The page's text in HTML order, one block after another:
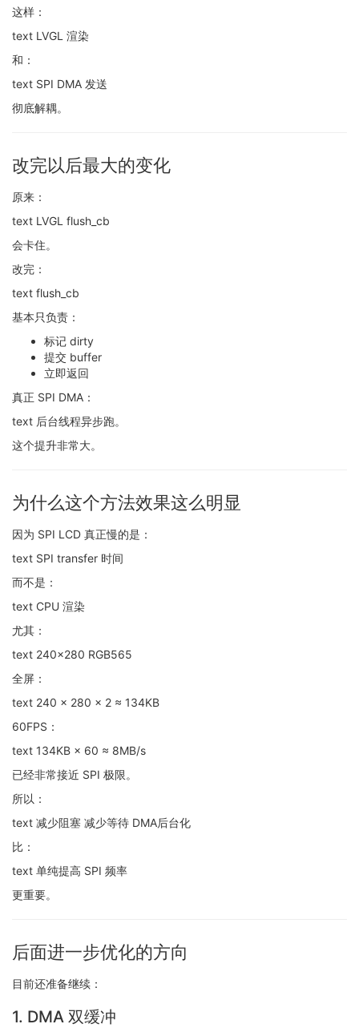
这样：
text LVGL 渲染
和：
text SPI DMA 发送
彻底解耦。
改完以后最大的变化
原来：
text LVGL flush_cb
会卡住。
改完：
text flush_cb
基本只负责：
标记 dirty
提交 buffer
立即返回
真正 SPI DMA：
text 后台线程异步跑。
这个提升非常大。
为什么这个方法效果这么明显
因为 SPI LCD 真正慢的是：
text SPI transfer 时间
而不是：
text CPU 渲染
尤其：
text 240x280 RGB565
全屏：
text 240 × 280 × 2 ≈ 134KB
60FPS：
text 134KB × 60 ≈ 8MB/s
已经非常接近 SPI 极限。
所以：
text 减少阻塞 减少等待 DMA后台化
比：
text 单纯提高 SPI 频率
更重要。
后面进一步优化的方向
目前还准备继续：
1. DMA 双缓冲